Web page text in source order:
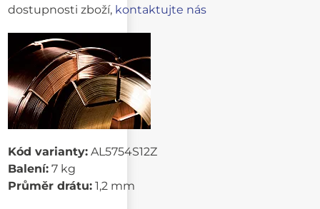
dostupnosti zboží, kontaktujte nás
Kód varianty: AL5754S12Z
Balení: 7 kg
Průměr drátu: 1,2 mm